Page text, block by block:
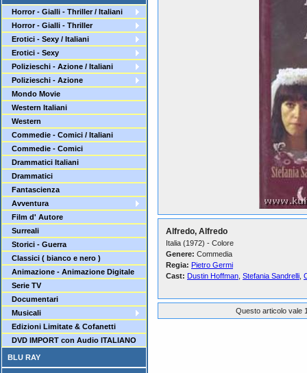
Horror - Gialli - Thriller / Italiani
Horror - Gialli - Thriller
Erotici - Sexy / Italiani
Erotici - Sexy
Polizieschi - Azione / Italiani
Polizieschi - Azione
Mondo Movie
Western Italiani
Western
Commedie - Comici / Italiani
Commedie - Comici
Drammatici Italiani
Drammatici
Fantascienza
Avventura
Film d' Autore
Surreali
Storici - Guerra
Classici ( bianco e nero )
Animazione - Animazione Digitale
Serie TV
Documentari
Musicali
Edizioni Limitate & Cofanetti
DVD IMPORT con Audio ITALIANO
BLU RAY
Alfredo, Alfredo
Italia (1972) - Colore
Genere: Commedia
Regia: Pietro Germi
Cast: Dustin Hoffman Stefania Sandrelli
Questo articolo vale